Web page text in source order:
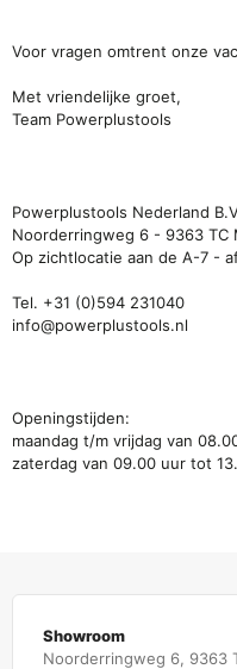
Voor vragen omtrent onze
Met vriendelijke groet,
Team Powerplustools
Powerplustools Nederland
Noorderringweg 6 - 9363 TC
Op zichtlocatie aan de A-7 -
Tel. +31 (0)594 231040
info@powerplustools.nl
Openingstijden:
maandag t/m vrijdag van
zaterdag van 09.00 uur tot
Showroom
Noorderringweg 6, 9363